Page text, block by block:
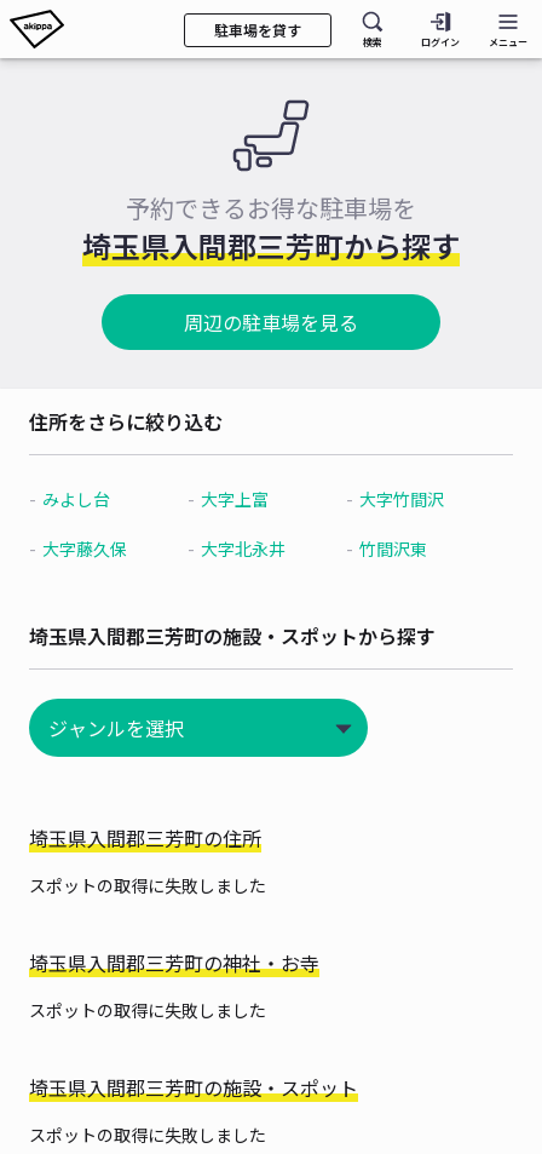
駐車場を貸す
検索 ログイン メニュー
予約できるお得な駐車場を
埼玉県入間郡三芳町から探す
周辺の駐車場を見る
住所をさらに絞り込む
みよし台 大字上富 大字竹間沢
大字藤久保 大字北永井 竹間沢東
埼玉県入間郡三芳町の施設・スポットから探す
埼玉県入間郡三芳町の住所
スポットの取得に失敗しました
埼玉県入間郡三芳町の神社・お寺
スポットの取得に失敗しました
埼玉県入間郡三芳町の施設・スポット
スポットの取得に失敗しました